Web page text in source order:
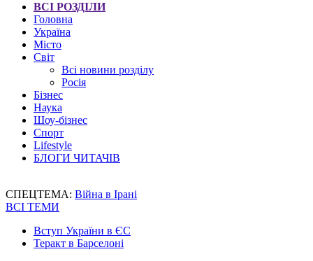
ВСІ РОЗДІЛИ
Головна
Україна
Місто
Світ
Всі новини розділу
Росія
Бізнес
Наука
Шоу-бізнес
Спорт
Lifestyle
БЛОГИ ЧИТАЧІВ
СПЕЦТЕМА: Війна в Ірані
ВСІ ТЕМИ
Вступ України в ЄС
Теракт в Барселоні